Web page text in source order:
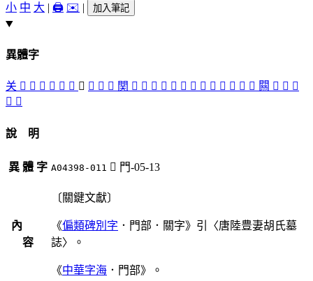
小 中 大 | 🖨️ ✉️ | 加入筆記
異體字
关 󶖻 𨳡 󶖿 󶗁 𨳹 閞 󶖴 󶖎 󶗃 󶖺 関 󶖽 󶖵 󶖳 󶖱 󶖹 󶗄 󶗀 󶖲 󶖾 𨵈 󶖰 󶖼 󶖷 闗 󶖸 𨶚 󶗂
󶗅 󶖶
說 明
異 體 字 A04398-011 󶖴 門-05-13
內
容
〔關鍵文獻〕
《偏類碑別字 ．門部．關字》引〈唐陸豊妻胡氏墓
誌〉。
《中華字海 ．門部》。